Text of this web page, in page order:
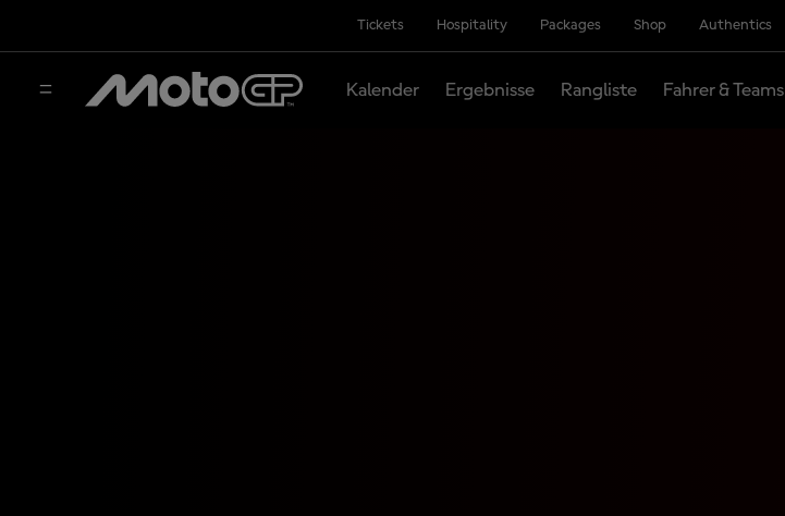
Tickets Hospitality Packages Shop Authentics
Kalender Ergebnisse Rangliste Fahrer & Teams